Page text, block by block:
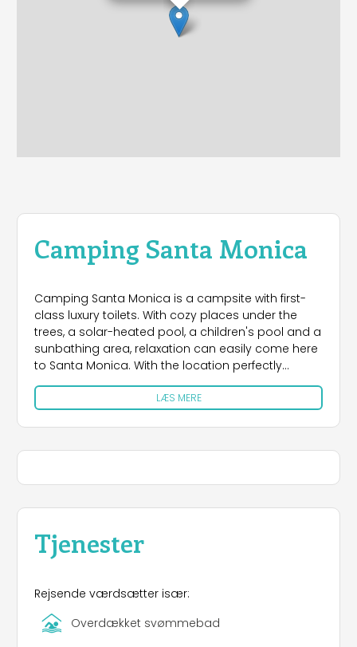
Camping Santa Monica
Camping Santa Monica is a campsite with first-
class luxury toilets. With cozy places under the
trees, a solar-heated pool, a children's pool and a
sunbathing area, relaxation can easily come here
to Santa Monica. With the location perfectly
situated in the heart of the valley, you can easily
explore the scenic scenery of the Valais.
LÆS MERE
Tjenester
Rejsende værdsætter især:
Overdækket svømmebad